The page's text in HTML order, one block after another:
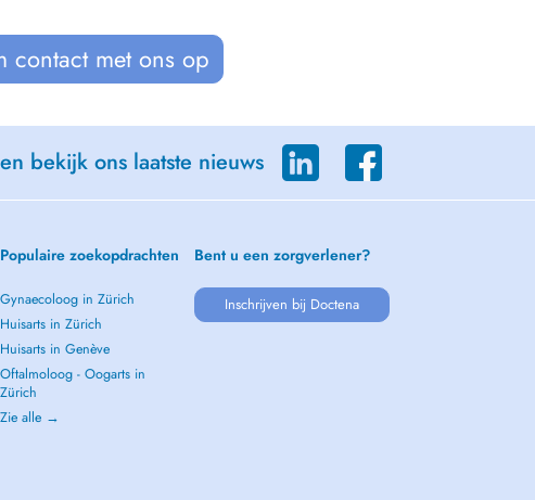
contact met ons op
bekijk ons laatste nieuws
Populaire zoekopdrachten
Gynaecoloog in Zürich
Huisarts in Zürich
Huisarts in Genève
Oftalmoloog - Oogarts in
Zürich
Zie alle →
Bent u een zorgverlener?
Inschrijven bij Doctena